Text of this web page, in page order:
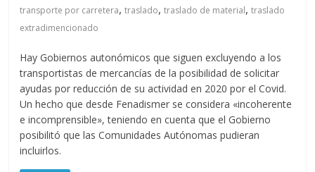
transporte por carretera,traslado,traslado de material,traslado
extradimencionado
Hay Gobiernos autonómicos que siguen excluyendo a los
transportistas de mercancías de la posibilidad de solicitar
ayudas por reducción de su actividad en 2020 por el Covid.
Un hecho que desde Fenadismer se considera «incoherente
e incomprensible», teniendo en cuenta que el Gobierno
posibilitó que las Comunidades Autónomas pudieran
incluirlos.